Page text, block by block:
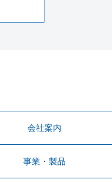
会社案内
事業・製品